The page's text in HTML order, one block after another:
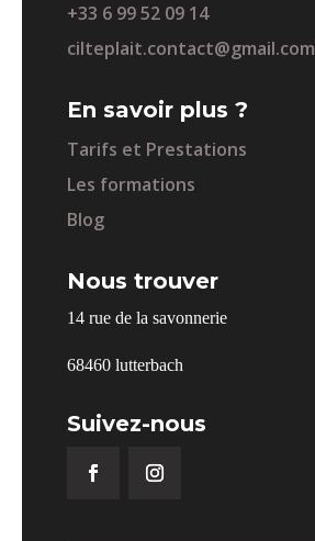
+33 6 99 52 09 14
cilteplait.contact@gmail.com
En savoir plus ?
Tarifs et Prestations
Les formations
Blog
Nous trouver
14 rue de la savonnerie
68460 lutterbach
Suivez-nous